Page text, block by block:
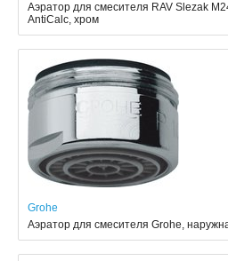
Аэратор для смесителя RAV Slezak
AntiCalc, хром
Grohe
Аэратор для смесителя Grohe,